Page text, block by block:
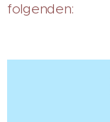
folgenden: